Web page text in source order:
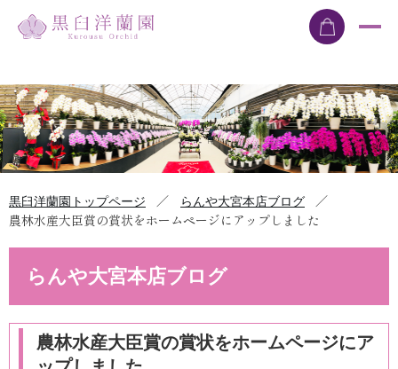
黒臼洋蘭園トップページ ／ らんや大宮本店ブログ
／
農林水産大臣賞の賞状をホームページにアップしました
らんや大宮本店ブログ
農林水産大臣賞の賞状をホームページにア